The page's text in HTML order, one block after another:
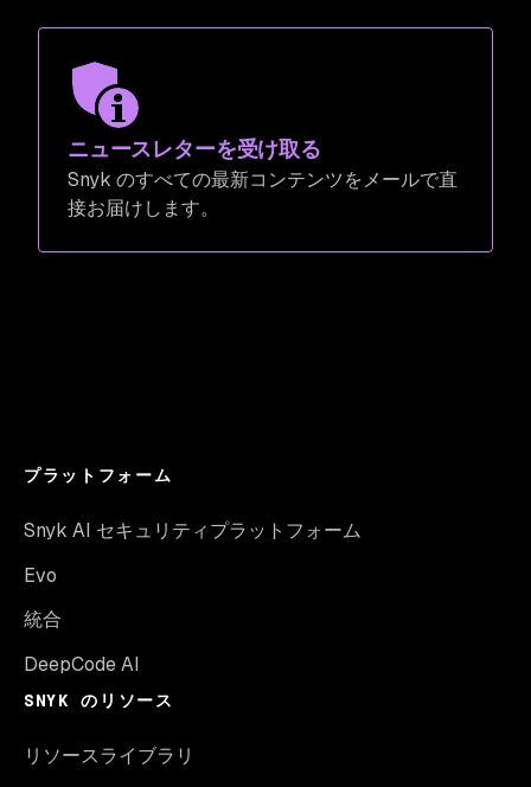
ニュースレターを受け取る
Snyk のすべての最新コンテンツをメールで直
接お届けします。
プラットフォーム
Snyk AI セキュリティプラットフォーム
Evo
統合
DeepCode AI
SNYK のリソース
リソースライブラリ